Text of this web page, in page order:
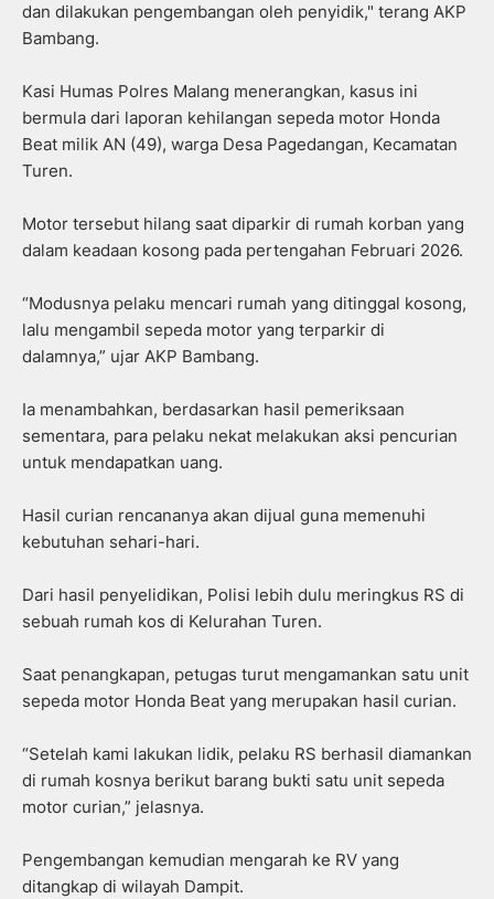
dan dilakukan pengembangan oleh penyidik," terang AKP
Bambang.
Kasi Humas Polres Malang menerangkan, kasus ini
bermula dari laporan kehilangan sepeda motor Honda
Beat milik AN (49), warga Desa Pagedangan, Kecamatan
Turen.
Motor tersebut hilang saat diparkir di rumah korban yang
dalam keadaan kosong pada pertengahan Februari 2026.
“Modusnya pelaku mencari rumah yang ditinggal kosong,
lalu mengambil sepeda motor yang terparkir di
dalamnya,” ujar AKP Bambang.
Ia menambahkan, berdasarkan hasil pemeriksaan
sementara, para pelaku nekat melakukan aksi pencurian
untuk mendapatkan uang.
Hasil curian rencananya akan dijual guna memenuhi
kebutuhan sehari-hari.
Dari hasil penyelidikan, Polisi lebih dulu meringkus RS di
sebuah rumah kos di Kelurahan Turen.
Saat penangkapan, petugas turut mengamankan satu unit
sepeda motor Honda Beat yang merupakan hasil curian.
“Setelah kami lakukan lidik, pelaku RS berhasil diamankan
di rumah kosnya berikut barang bukti satu unit sepeda
motor curian,” jelasnya.
Pengembangan kemudian mengarah ke RV yang
ditangkap di wilayah Dampit.